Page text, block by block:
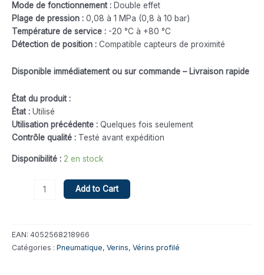
Mode de fonctionnement : Double effet
Plage de pression : 0,08 à 1 MPa (0,8 à 10 bar)
Température de service : -20 °C à +80 °C
Détection de position : Compatible capteurs de proximité
Disponible immédiatement ou sur commande – Livraison rapide
État du produit :
État : Utilisé
Utilisation précédente : Quelques fois seulement
Contrôle qualité : Testé avant expédition
Disponibilité : 2 en stock
Add to Cart
EAN: 4052568218966
Catégories : Pneumatique, Verins, Vérins profilé